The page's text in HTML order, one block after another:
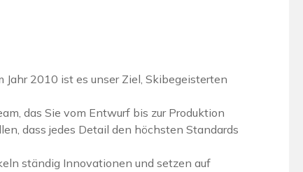
Jahr 2010 ist es unser Ziel, Skibegeisterten
das Sie vom Entwurf bis zur Produktion
dass jedes Detail den höchsten Standards
ständig Innovationen und setzen auf